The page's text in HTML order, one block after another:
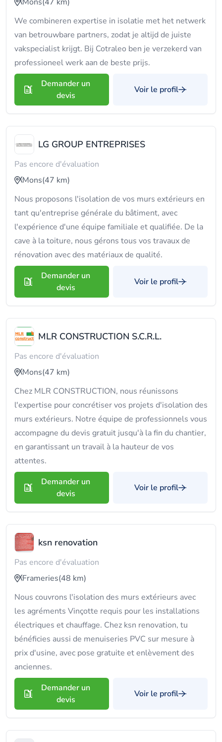
We combineren expertise in isolatie met het netwerk
van betrouwbare partners, zodat je altijd de juiste
vakspecialist krijgt. Bij Cotraleo ben je verzekerd van
professioneel werk aan de beste prijs.
Demander un
devis
Voir le profil
LG GROUP ENTREPRISES
Pas encore d'évaluation
Mons(47 km)
Nous proposons l'isolation de vos murs extérieurs en
tant qu'entreprise générale du bâtiment, avec
l'expérience d'une équipe familiale et qualifiée. De la
cave à la toiture, nous gérons tous vos travaux de
rénovation avec des matériaux de qualité.
Demander un
devis
Voir le profil
MLR CONSTRUCTION S.C.R.L.
Pas encore d'évaluation
Mons(47 km)
Chez MLR CONSTRUCTION, nous réunissons
l'expertise pour concrétiser vos projets d'isolation des
murs extérieurs. Notre équipe de professionnels vous
accompagne du devis gratuit jusqu'à la fin du chantier,
en garantissant un travail à la hauteur de vos
attentes.
Demander un
devis
Voir le profil
ksn renovation
Pas encore d'évaluation
Frameries(48 km)
Nous couvrons l'isolation des murs extérieurs avec
les agréments Vinçotte requis pour les installations
électriques et chauffage. Chez ksn renovation, tu
bénéficies aussi de menuiseries PVC sur mesure à
prix d'usine, avec pose gratuite et enlèvement des
anciennes.
Demander un
devis
Voir le profil